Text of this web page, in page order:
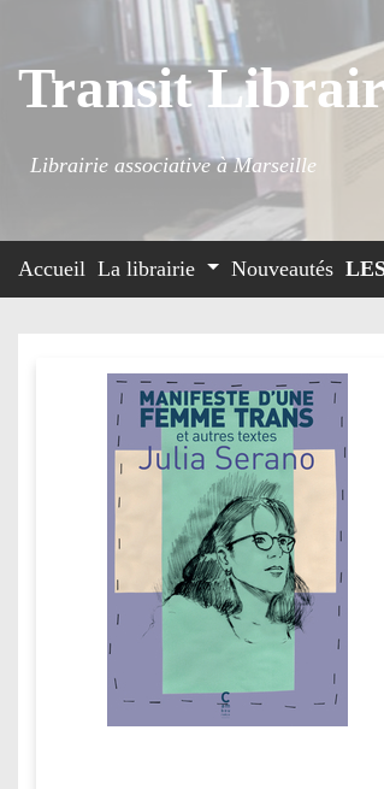
Transit
Librairie associative à Marseille
Accueil La librairie Nouveautés